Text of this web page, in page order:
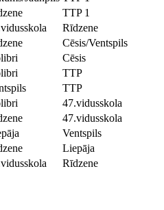
TTP 1
Rīdzene
Cēsis/Ventspils
Cēsis
TTP
TTP
47.vidusskola
47.vidusskola
Ventspils
Liepāja
Rīdzene